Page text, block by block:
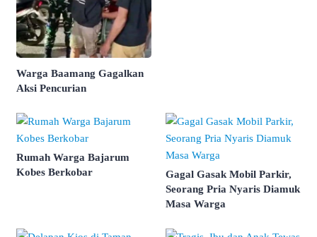
Warga Baamang Gagalkan
Aksi Pencurian
Rumah Warga Bajarum
Kobes Berkobar
Gagal Gasak Mobil Parkir,
Seorang Pria Nyaris Diamuk
Masa Warga